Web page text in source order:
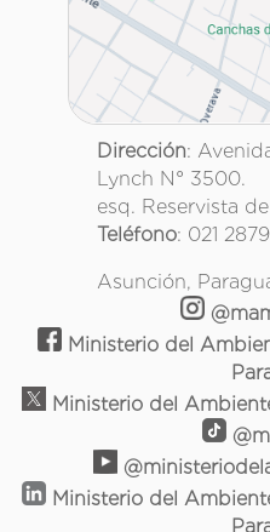
Dirección:
Lynch N° 3500.
esq. Reservista
Teléfono: 021
Asunción,
Ministerio del
Ministerio del
Ministerio del